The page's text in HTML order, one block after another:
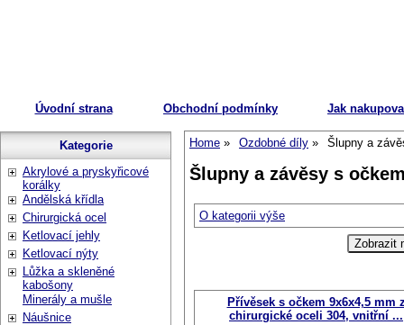
Úvodní strana Obchodní podmínky Jak
Home Ozdobné díly Šlupny a
Šlupny a závěsy s
O kategorii výše
Přívěsek s očkem 9x6x4,5 mm
chirurgické oceli 304, vnitřní ...
Kategorie
Akrylové a pryskyřicové
korálky
Andělská křídla
Chirurgická ocel
Ketlovací jehly
Ketlovací nýty
Lůžka a skleněné
kabošony
Minerály a mušle
Náušnice